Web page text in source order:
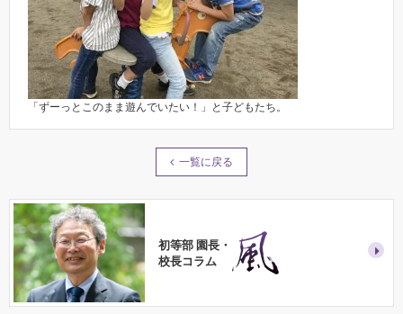
「ずーっとこのまま遊んでいたい！」と子どもたち。
一覧に戻る
初等部 園長・
校長コラム